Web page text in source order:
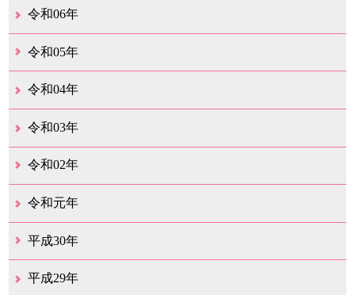
12月（50）
11月（42）
10月（31）
9月（35）
8月（26）
7月（25）
6月（35）
5月（26）
4月（35）
3月（32）
2月（35）
1月（24）
令和06年
12月（46）
11月（38）
10月（32）
9月（29）
8月（36）
7月（30）
6月（33）
5月（29）
4月（45）
3月（50）
2月（21）
1月（75）
令和05年
12月（36）
11月（31）
10月（30）
9月（30）
8月（26）
7月（29）
6月（19）
5月（28）
4月（28）
3月（38）
2月（21）
1月（22）
令和04年
12月（40）
11月（22）
10月（33）
9月（35）
8月（31）
7月（25）
6月（33）
5月（16）
4月（48）
3月（42）
2月（23）
1月（31）
令和03年
12月（26）
11月（25）
10月（18）
9月（33）
8月（27）
7月（28）
6月（24）
5月（24）
4月（36）
3月（67）
2月（18）
1月（44）
令和02年
12月（41）
11月（18）
10月（25）
9月（21）
8月（31）
7月（28）
6月（41）
5月（36）
4月（49）
3月（69）
2月（36）
1月（15）
令和元年
12月（19）
11月（21）
10月（36）
9月（25）
8月（16）
7月（16）
6月（13）
5月（10）
4月（38）
3月（15）
2月（10）
1月（8）
平成30年
12月（14）
11月（13）
10月（18）
9月（17）
8月（19）
7月（66）
6月（19）
5月（16）
4月（29）
3月（41）
2月（16）
1月（15）
平成29年